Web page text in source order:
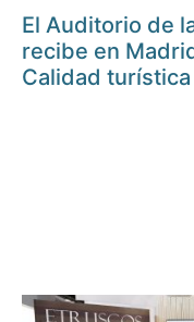
El Auditorio de
recibe en
Calidad